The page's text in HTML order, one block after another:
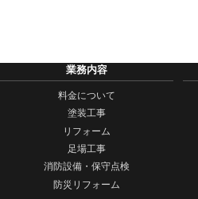
業務内容
料金について
塗装工事
リフォーム
足場工事
消防設備・保守点検
防災リフォーム